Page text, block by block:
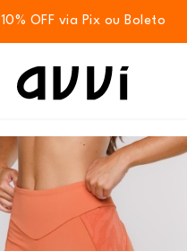
10% OFF via Pix ou Boleto